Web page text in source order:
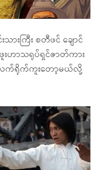
းကြီး စတီဖင် ချောင်
းဟာသရုပ်ရှင်ဇာတ်ကား
လက်ရိုက်ကူးတော့မယ်လို့